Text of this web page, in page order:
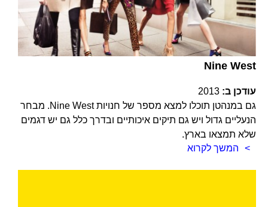
Nine West
עודכן ב: 2013
גם במנהטן תוכלו למצא מספר של חנויות Nine West. מבחר
הנעליים גדול ויש גם תיקים איכותיים ובדרך כלל גם יש דגמים
שלא תמצאו בארץ.
המשך לקרוא